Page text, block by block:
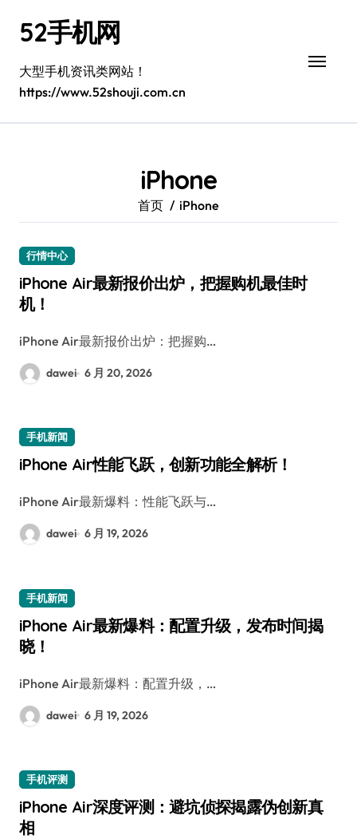
52手机网
大型手机资讯类网站！
https://www.52shouji.com.cn
iPhone
首页 iPhone
行情中心
iPhone Air最新报价出炉，把握购机最佳时
机！
iPhone Air最新报价出炉：把握购…
dawei 6 月 20, 2026
手机新闻
iPhone Air性能飞跃，创新功能全解析！
iPhone Air最新爆料：性能飞跃与…
dawei 6 月 19, 2026
手机新闻
iPhone Air最新爆料：配置升级，发布时间揭
晓！
iPhone Air最新爆料：配置升级，…
dawei 6 月 19, 2026
手机评测
iPhone Air深度评测：避坑侦探揭露伪创新真
相